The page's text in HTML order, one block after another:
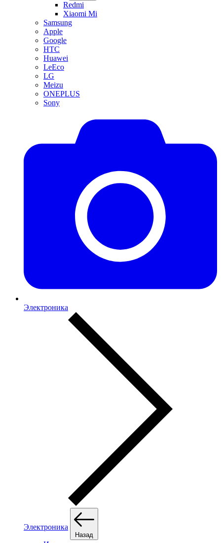
Redmi
Xiaomi Mi
Samsung
Apple
Google
HTC
Huawei
LeEco
LG
Meizu
ONEPLUS
Sony
Электроника
Электроника
Назад